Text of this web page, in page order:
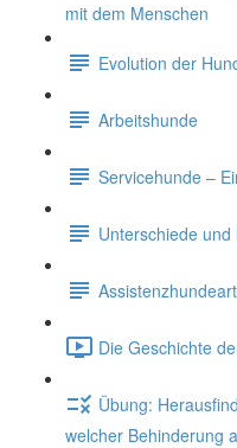
mit dem Menschen
Evolution der
Arbeitshunde
Servicehunde –
Unterschiede und
Die Geschichte
Übung:
welcher Behinderung